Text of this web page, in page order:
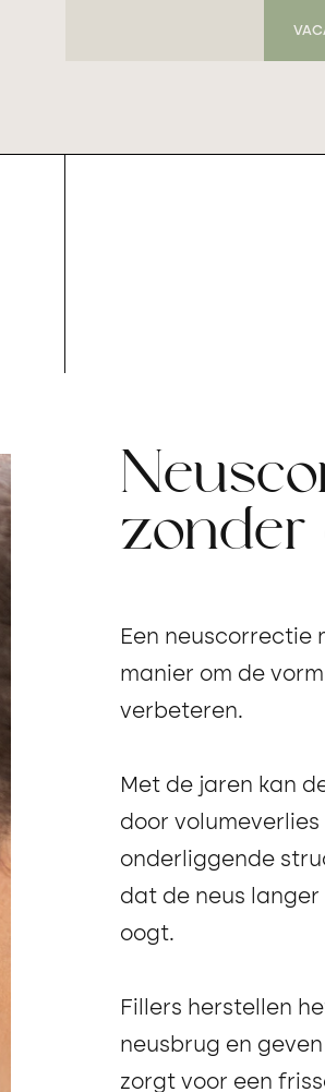
zonder
Een neuscorrectie
manier om de
verbeteren.
Met de jaren kan
door
onderliggende
dat de neus
oogt.
Fillers herstellen
neusbrug en
zorgt voor een